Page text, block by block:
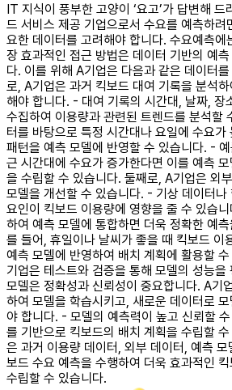
IT 지식이 풍부한 고양이 ‘요고’가 답변해
드 서비스 제공 기업으로서 수요를 예측하려
요한 데이터를 고려해야 합니다. 수요예측에
장 효과적인 접근 방법은 데이터 기반의 예
다. 이를 위해 A기업은 다음과 같은 데이터
로, A기업은 과거 킥보드 대여 기록을 분석
해야 합니다. - 대여 기록의 시간대, 날짜, 장
수집하여 이용량과 관련된 트렌드를 분석할
터를 바탕으로 특정 시간대나 요일에 수요
패턴을 예측 모델에 반영할 수 있습니다. -
근 시간대에 수요가 증가한다면 이를 예측
을 수립할 수 있습니다. 둘째로, A기업은 외
모델을 개선할 수 있습니다. - 기상 데이터나
요인이 킥보드 이용량에 영향을 줄 수 있습
하여 예측 모델에 통합하면 더욱 정확한 예
를 들어, 휴일이나 날씨가 좋을 때 킥보드 이
예측 모델에 반영하여 배치 계획에 활용할
기업은 테스트와 검증을 통해 모델의 성능
모델은 정확성과 신뢰성이 중요합니다. A기
하여 모델을 학습시키고, 새로운 데이터로
야 합니다. - 모델의 예측력이 높고 신뢰할
를 기반으로 킥보드의 배치 계획을 수립할
은 과거 이용량 데이터, 외부 데이터, 예측
보드 수요 예측을 수행하여 더욱 효과적인
수립할 수 있습니다.